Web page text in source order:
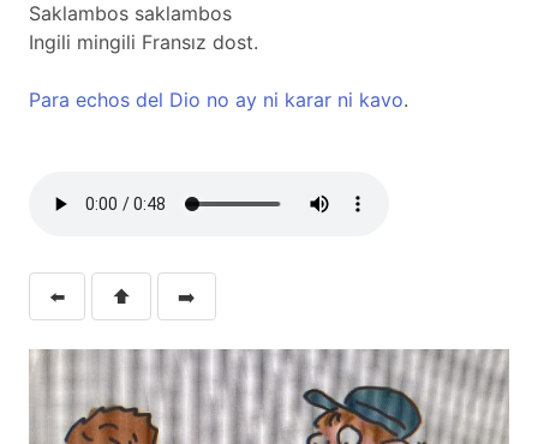
Saklambos saklambos
Ingili mingili Fransız dost.
Para echos del Dio no ay ni karar ni kavo.
⬅️ ⬆️ ➡️